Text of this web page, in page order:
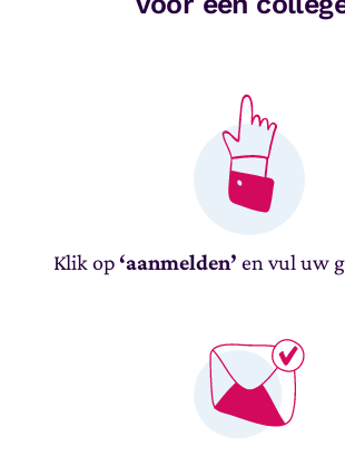
Klik op ‘aanmelden’ en vul uw